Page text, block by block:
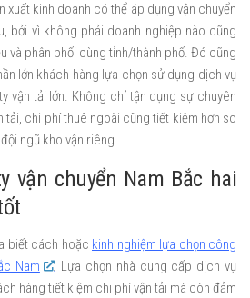
kinh doanh có thể áp dụng vận chuyển
bởi vì không phải doanh nghiệp nào cũng
và phân phối cùng tỉnh/thành phố. Đó cũng
lớn khách hàng lựa chọn sử dụng dịch vụ
vận tải lớn. Không chỉ tận dụng sự chuyên
chi phí thuê ngoài cũng tiết kiệm hơn so
ngũ kho vận riêng.
vận chuyển Nam Bắc hai
biết cách hoặc kinh nghiệm lựa chọn công
Nam
. Lựa chọn nhà cung cấp dịch vụ
hàng tiết kiệm chi phí vận tải mà còn đảm